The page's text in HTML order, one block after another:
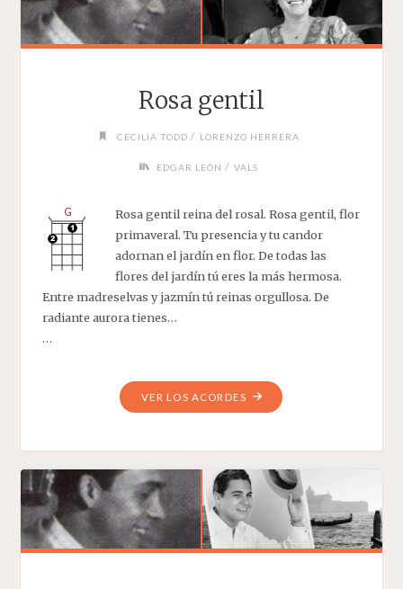
Rosa gentil
CECILIA TODD / LORENZO HERRERA
EDGAR LEÓN / VALS
Rosa gentil reina del rosal. Rosa gentil, flor
primaveral. Tu presencia y tu candor
adornan el jardín en flor. De todas las
flores del jardín tú eres la más hermosa.
Entre madreselvas y jazmín tú reinas orgullosa. De
radiante aurora tienes…
…
VER LOS ACORDES"ROSA
GENTIL"